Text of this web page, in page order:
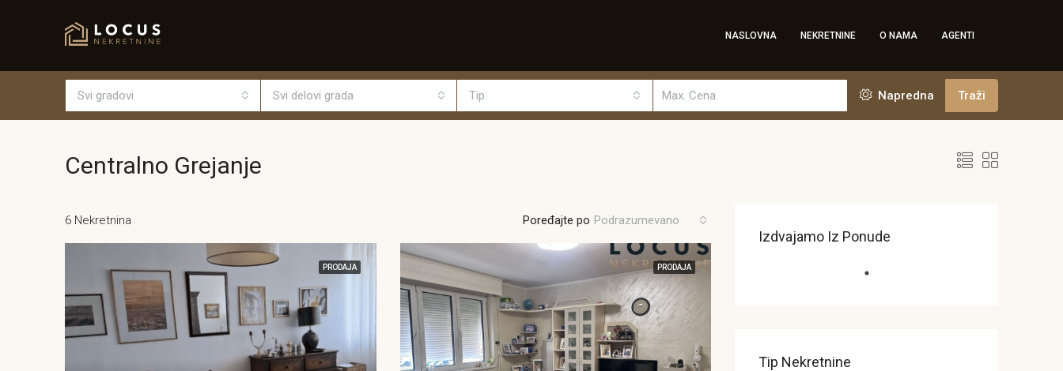
NASLOVNA NEKRETNINE O NAMA AGENTI
Svi gradovi Svi delovi grada Tip Napredna Traži
Centralno Grejanje
6 Nekretnina Poređajte po Podrazumevano
PRODAJA PRODAJA
Izdvajamo Iz Ponude
Tip Nekretnine